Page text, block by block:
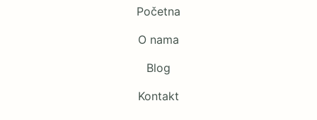
Početna
O nama
Blog
Kontakt